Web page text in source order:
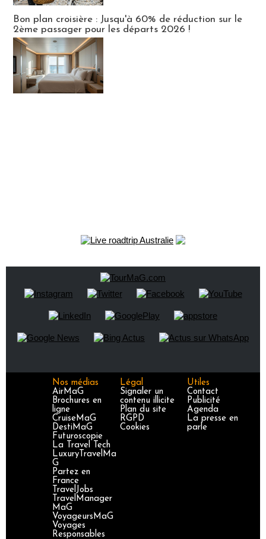
Bon plan croisière : Jusqu'à 60% de réduction sur le
2ème passager pour les départs 2026 !
Nos médias
AirMaG
Brochures en
ligne
CruiseMaG
DestiMaG
Futuroscopie
La Travel Tech
LuxuryTravelMa
G
Partez en
France
TravelJobs
TravelManager
MaG
VoyageursMaG
Voyages
Responsables
Légal
Signaler un
contenu illicite
Plan du site
RGPD
Cookies
Utiles
Contact
Publicité
Agenda
La presse en
parle